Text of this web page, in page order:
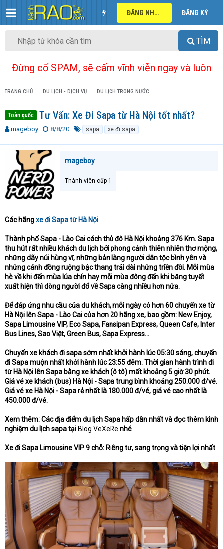
ĐĂNG NHẬP ĐĂNG KÝ
TÌM
Đừng cố SPAM, sẽ cấm vĩnh viễn ngay và luôn
TRANG CHỦ DU LỊCH - DỊCH VỤ DU LỊCH TRONG NƯỚC
Toàn quốc Tư Vấn: Xe Đi Sapa từ Hà Nội tốt nhất?
T
r
d
s
t
a
t
r
mageboy
N
à
y
ử
i
8/8/20
k
h
ó
sapa xe đi sapa
mageboy
Thành viên cấp 1
Các hãngxe đi Sapa từ Hà Nội
Thành phố Sapa - Lào Cai cách thủ đô Hà Nội khoảng 376 Km. Sapa
thu hút rất nhiều khách du lịch bởi phong cảnh thiên nhiên thơ mộng,
những dãy núi hùng vĩ, những bản làng người dân tộc bình yên và
những cánh đồng ruộng bậc thang trải dài những triền đồi. Mỗi mùa
hè về khi đến mùa lúa chín hay mỗi mùa đông đến khi băng tuyết
xuất hiện thì dòng người đổ về Sapa càng nhiều hơn nữa.
Để đáp ứng nhu cầu của du khách, mỗi ngày có hơn 60 chuyến xe từ
Hà Nội lên Sapa - Lào Cai của hơn 20 hãng xe, bao gồm: New Enjoy,
Sapa Limousine VIP, Eco Sapa, Fansipan Express, Queen Cafe, Inter
Bus Lines, Sao Việt, Green Bus, Sapa Express...
Chuyến xe khách đi sapa sớm nhất khởi hành lúc 05:30 sáng, chuyến
đi Sapa muộn nhất khởi hành lúc 23:55 đêm. Thời gian hành trình đi
từ Hà Nội lên Sapa bằng xe khách (ô tô) mất khoảng 5 giờ 30 phút.
Giá vé xe khách (bus) Hà Nội - Sapa trung bình khoảng 250.000 đ/vé.
Giá vé xe Hà Nội - Sapa rẻ nhất là 180.000 đ/vé, giá vé cao nhất là
450.000 đ/vé.
Xem thêm: Các địa điểm du lịch Sapa hấp dẫn nhất và đọc thêm kinh
nghiệm du lịch sapa tại Blog VeXeRe nhé
Xe đi Sapa Limousine VIP 9 chỗ: Riêng tư, sang trọng và tiện lợi nhất